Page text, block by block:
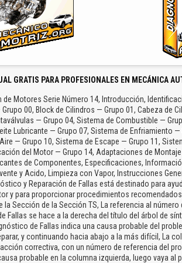
GRATIS PARA PROFESIONALES EN MECÁNICA
de Motores Serie Número 14, Introducción,
00, Block de Cilindros — Grupo 01, Cabeza de
— Grupo 04, Sistema de Combustible —
Lubricante — Grupo 07, Sistema de Enfriamiento
— Grupo 10, Sistema de Escape — Grupo 11,
del Motor — Grupo 14, Adaptaciones de
de Componentes, Especificaciones,
y Acido, Limpieza con Vapor, Instrucciones
y Reparación de Fallas está destinado para
y para proporcionar procedimientos
la Sección de la Sección TS, La referencia al
Fallas se hace a la derecha del título del árbol de
de Fallas indica una causa probable del
y continuando hacia abajo a la más difícil, La
correctiva, con un número de referencia del
probable en la columna izquierda, luego vaya